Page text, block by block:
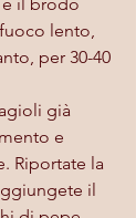
lento,
per 30-40
già
e
Riportate la
il